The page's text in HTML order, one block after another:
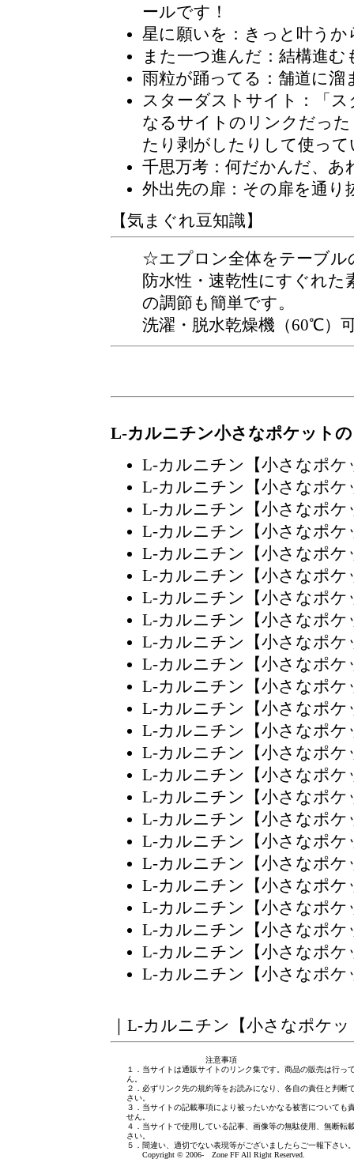
ールです！
星に願いを：きっと叶う
また一つ進んだ：結構進む
雨粒が踊ってる：舗道に
スターダストサイト
：「
なるサイトのリンクだっ
たり剥がしたりして使って
千思万考：何だかんだ、
外出先の扉：その扉を通
【気まぐれ豆知識】
☆エプロン全体をテーブル
防水性・速乾性にすぐれ
の調節も簡単です。
洗濯・脱水乾燥機（60℃）
L-カルニチン小さなポケット
L-カルニチン【小さなポケ
L-カルニチン【小さなポケ
L-カルニチン【小さなポケ
L-カルニチン【小さなポケ
L-カルニチン【小さなポケ
L-カルニチン【小さなポケ
L-カルニチン【小さなポケ
L-カルニチン【小さなポケ
L-カルニチン【小さなポケ
L-カルニチン【小さなポケ
L-カルニチン【小さなポケ
L-カルニチン【小さなポケ
L-カルニチン【小さなポケ
L-カルニチン【小さなポケ
L-カルニチン【小さなポケ
L-カルニチン【小さなポケ
L-カルニチン【小さなポケ
L-カルニチン【小さなポケ
L-カルニチン【小さなポケ
L-カルニチン【小さなポケ
L-カルニチン【小さなポケ
L-カルニチン【小さなポケ
L-カルニチン【小さなポケ
L-カルニチン【小さなポケ
｜ L-カルニチン【小さなポケッ
注意事項
１．当サイトは通販サイトのリンク集です。商品の販売は行っ
ん。
２．必ずリンク先の規約等をお読みになり、各自の責任と判断
さい。
３．当サイトの記載事項により被ったいかなる被害についても
せん。
４．当サイトで使用している記事、画像等の無駄使用、無断転
さい。
５．間違い、適切でない表現等がございましたら ご一報下さい
Copyright © 2006- Zone FF All Right Reserved.